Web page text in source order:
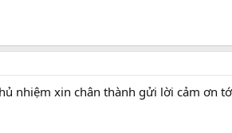
nhiệm xin chân thành gửi lời cảm ơn